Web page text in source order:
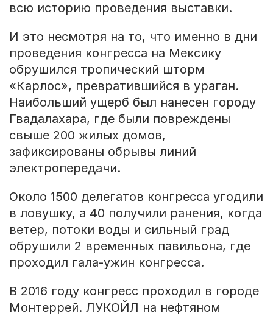
всю историю проведения выставки.
И это несмотря на то, что именно в дни
проведения конгресса на Мексику
обрушился тропический шторм
«Карлос», превратившийся в ураган.
Наибольший ущерб был нанесен городу
Гвадалахара, где были повреждены
свыше 200 жилых домов,
зафиксированы обрывы линий
электропередачи.
Около 1500 делегатов конгресса угодили
в ловушку, а 40 получили ранения, когда
ветер, потоки воды и сильный град
обрушили 2 временных павильона, где
проходил гала-ужин конгресса.
В 2016 году конгресс проходил в городе
Монтеррей. ЛУКОЙЛ на нефтяном